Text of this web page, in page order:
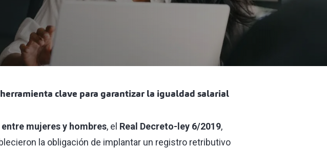
clave para garantizar la igualdad salarial
mujeres y hombres, el Real Decreto-ley 6/2019,
la obligación de implantar un registro retributivo